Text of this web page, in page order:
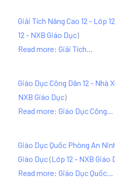
Giải Tích Nâng Cao 12 - Lớp
12 - NXB Giáo Dục)
Read more: Giải Tích...
Giáo Dục Công Dân 12 - Nhà
NXB Giáo Dục)
Read more: Giáo Dục Công...
Giáo Dục Quốc Phòng An
Giáo Dục(Lớp 12 - NXB Giáo
Read more: Giáo Dục Quốc...